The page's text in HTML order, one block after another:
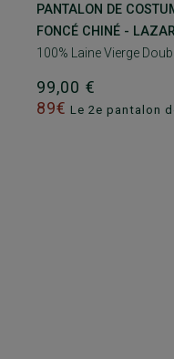
PANTALON DE
FONCÉ CHINÉ -
100% Laine Vierge
99,00 €
89€ Le 2e pantalon